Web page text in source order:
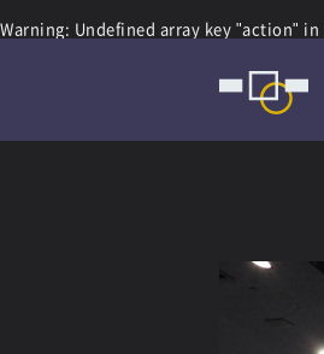
Warning: Undefined array key "action" in